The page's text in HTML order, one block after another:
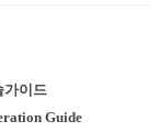
가이드
Guide